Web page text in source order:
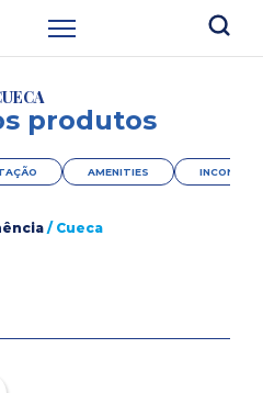
produtos
AMENITIES
/ Cueca